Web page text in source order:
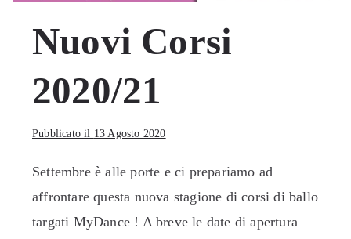
Nuovi Corsi
2020/21
Pubblicato il 13 Agosto 2020
Settembre è alle porte e ci prepariamo ad
affrontare questa nuova stagione di corsi di ballo
targati MyDance ! A breve le date di apertura